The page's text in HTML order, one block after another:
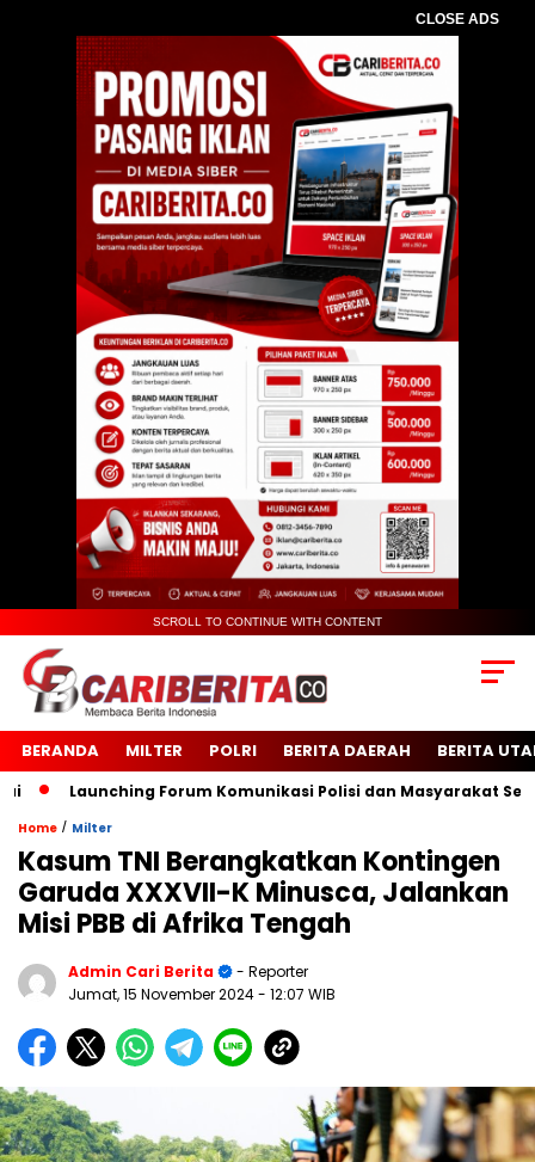
CLOSE ADS
SCROLL TO CONTINUE WITH CONTENT
BERANDA MILTER POLRI BERITA DAERAH BERITA
Launching Forum Komunikasi Polisi dan Masyarakat Sekolah
Home / Milter
Kasum TNI Berangkatkan Kontingen
Garuda XXXVII-K Minusca, Jalankan
Misi PBB di Afrika Tengah
Admin Cari Berita
- Reporter
Jumat, 15 November 2024- 12:07 WIB